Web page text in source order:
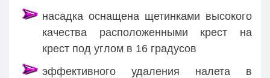
насадка оснащена щетинками высокого
качества расположенными крест на
крест под углом в 16 градусов
эффективного удаления налета в